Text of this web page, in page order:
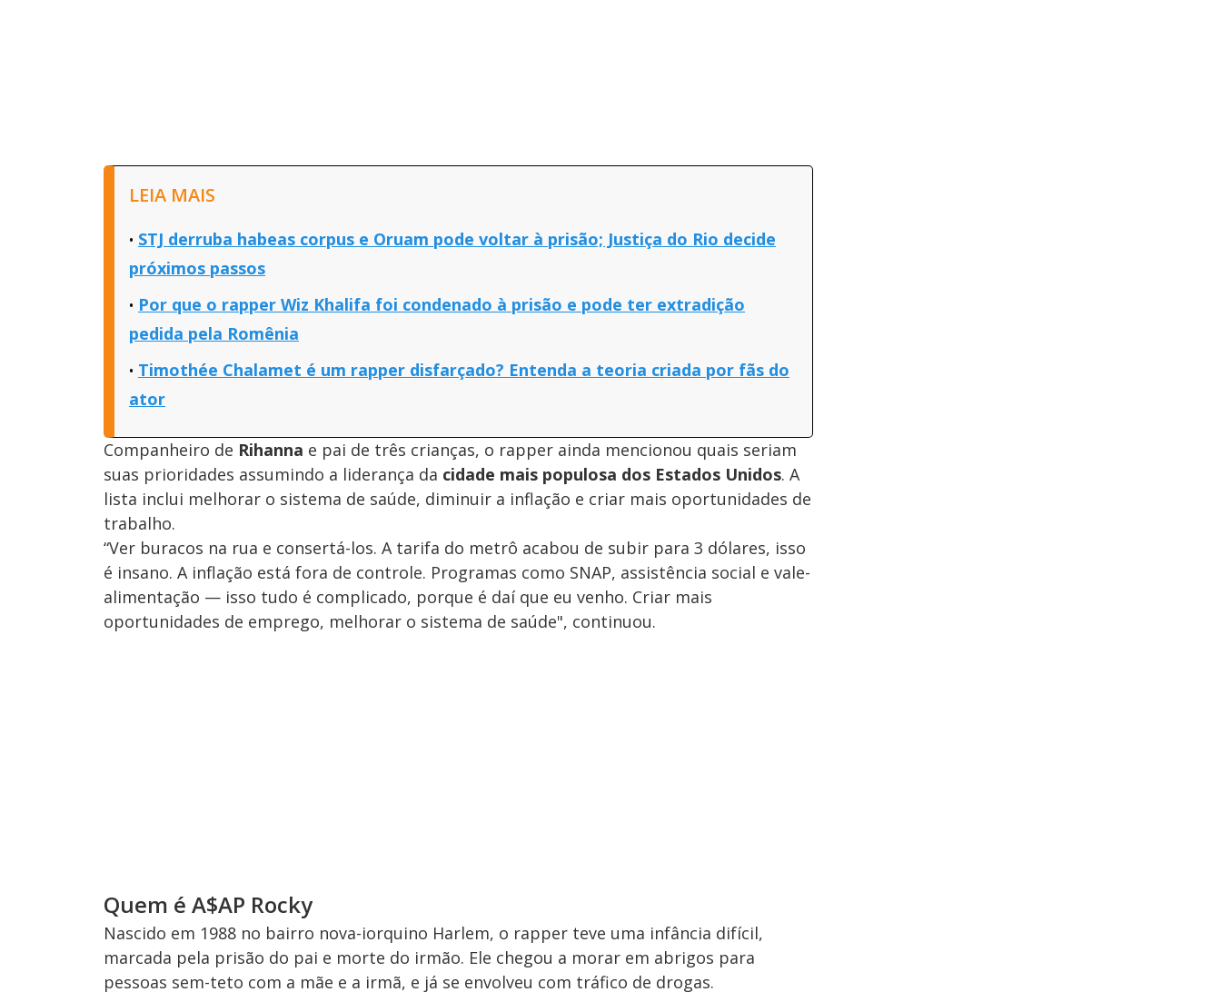
LEIA MAIS
STJ derruba habeas corpus e Oruam pode voltar à prisão; Justiça do Rio decide
próximos passos
Por que o rapper Wiz Khalifa foi condenado à prisão e pode ter extradição
pedida pela Romênia
Timothée Chalamet é um rapper disfarçado? Entenda a teoria criada por fãs do
ator
Companheiro de Rihanna e pai de três crianças, o rapper ainda mencionou quais seriam
suas prioridades assumindo a liderança da cidade mais populosa dos Estados Unidos. A
lista inclui melhorar o sistema de saúde, diminuir a inflação e criar mais oportunidades de
trabalho.
“Ver buracos na rua e consertá-los. A tarifa do metrô acabou de subir para 3 dólares, isso
é insano. A inflação está fora de controle. Programas como SNAP, assistência social e vale-
alimentação — isso tudo é complicado, porque é daí que eu venho. Criar mais
oportunidades de emprego, melhorar o sistema de saúde", continuou.
Quem é A$AP Rocky
Nascido em 1988 no bairro nova-iorquino Harlem, o rapper teve uma infância difícil,
marcada pela prisão do pai e morte do irmão. Ele chegou a morar em abrigos para
pessoas sem-teto com a mãe e a irmã, e já se envolveu com tráfico de drogas.